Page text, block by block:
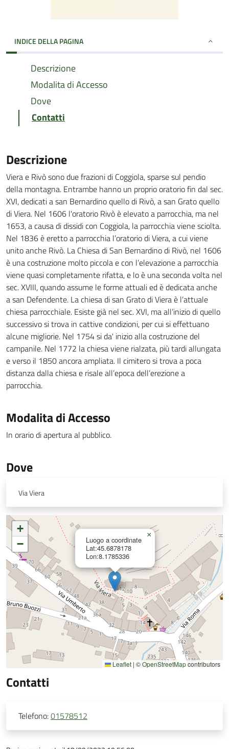
INDICE DELLA PAGINA
Descrizione
Modalita di Accesso
Dove
Contatti
Descrizione
Viera e Rivò sono due frazioni di Coggiola, sparse sul pendio
della montagna. Entrambe hanno un proprio oratorio fin dal sec.
XVI, dedicati a san Bernardino quello di Rivò, a san Grato quello
di Viera. Nel 1606 l'oratorio Rivò è elevato a parrocchia, ma nel
1653, a causa di dissidi con Coggiola, la parrocchia viene sciolta.
Nel 1836 è eretto a parrocchia l’oratorio di Viera, a cui viene
unito anche Rivò. La Chiesa di San Bernardino di Rivò, nel 1606
è una costruzione molto piccola e con l’elevazione a parrocchia
viene quasi completamente rifatta, e lo è una seconda volta nel
sec. XVIII, quando assume le forme attuali ed è dedicata anche
a san Defendente. La chiesa di san Grato di Viera è l’attuale
chiesa parrocchiale. Esiste già nel sec. XVI, ma all’inizio di quello
successivo si trova in cattive condizioni, per cui si effettuano
alcune migliorie. Nel 1754 si da' inizio alla costruzione del
campanile. Nel 1772 la chiesa viene rialzata, più tardi allungata
e verso il 1850 ancora ampliata. Il cimitero si trova a poca
distanza dalla chiesa e risale all’epoca dell’erezione a
parrocchia.
Modalita di Accesso
In orario di apertura al pubblico.
Dove
Via Viera
Luogo a coordinate
Lat:45.6878178
Lon:8.1785336
×
+
−
Leaflet | ©OpenStreetMapcontributors
Contatti
Telefono:01578512